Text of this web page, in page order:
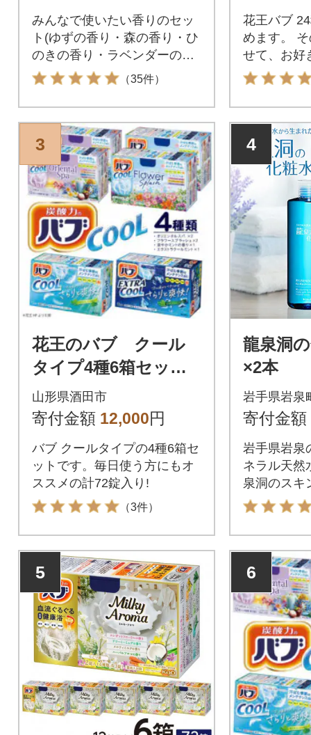
みんなで使いたい香りのセッ
ト(ゆずの香り・森の香り・ひ
のきの香り・ラベンダーの香
り)
（35件）
花王バブ
めます。
せて、お好
てください
3
花王のバブ クール
タイプ4種6箱セッ
ト 12錠入×6箱 計7
2錠
山形県酒田市
寄付金額 12,000円
バブ クールタイプの4種6箱セ
ットです。毎日使う方にもオ
ススメの計72錠入り!
（3件）
4
龍泉洞
×2本
岩手県岩泉
寄付金額
岩手県岩泉
ネラル天然
泉洞のスキ
5 6